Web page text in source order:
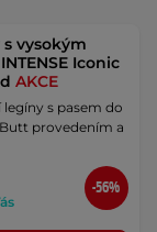
vysokým
Iconic
AKCE
s pasem do
provedením a
-56%